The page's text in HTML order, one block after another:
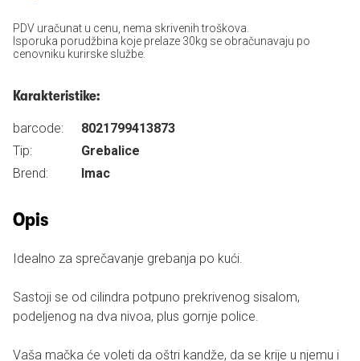
PDV uračunat u cenu, nema skrivenih troškova.
Isporuka porudžbina koje prelaze 30kg se obračunavaju po
cenovniku kurirske službe.
Karakteristike:
barcode:
8021799413873
Tip:
Grebalice
Brend:
Imac
Opis
Idealno za sprečavanje grebanja po kući.
Sastoji se od cilindra potpuno prekrivenog sisalom,
podeljenog na dva nivoa, plus gornje police.
Vaša mačka će voleti da oštri kandže, da se krije u njemu i